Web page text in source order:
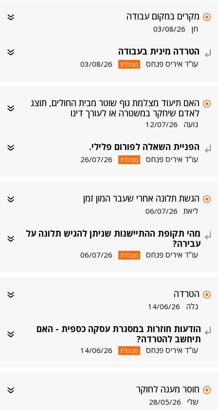
מקרים במקום עבודה
חן 03/08/26
הטרדה מינית בעבודה
עו"ד איריס פנחס מנהלת 03/08/26
האם תיעוד מצלמת גוף שוטר מבית החולים, תוצג
לאדם שיחקר במשטרה או לעורך דינו
נועה 12/07/26
הפניית השאלה לפורום פלילי.
עו"ד איריס פנחס מנהלת 26/07/26
הגשת תלונה אחרי שעבר המון זמן
ליאת 06/07/26
מהי תקופת ההתיישנות שניתן להגיש תלונה על
עבירה?
עו"ד איריס פנחס מנהלת 06/07/26
הטרדה
נלה 14/06/26
הודעות חוזרות במסגרת עסקה כספית - האם
תיחשב להטרדה?
עו"ד איריס פנחס מנהלת 14/06/26
חוסר מענה לחוקר
שלי 28/05/26